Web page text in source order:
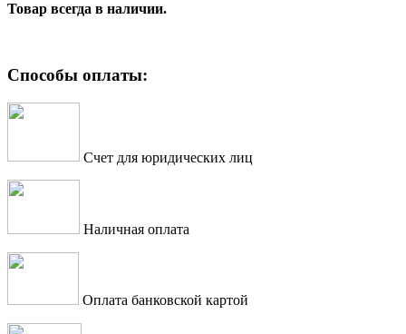
Товар всегда в наличии.
Способы оплаты:
Счет для юридических лиц
Наличная оплата
Оплата банковской картой